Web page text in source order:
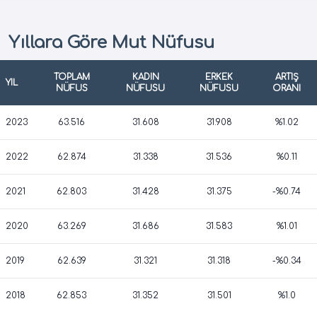
Yıllara Göre Mut Nüfusu
YIL
TOPLAM
NÜFUS
KADIN
NÜFUSU
ERKEK
NÜFUSU
ARTIŞ
ORANI
2023 63.516 31.608 31.908 %1.02
2022 62.874 31.338 31.536 %0.11
2021 62.803 31.428 31.375 -%0.74
2020 63.269 31.686 31.583 %1.01
2019 62.639 31.321 31.318 -%0.34
2018 62.853 31.352 31.501 %1.0